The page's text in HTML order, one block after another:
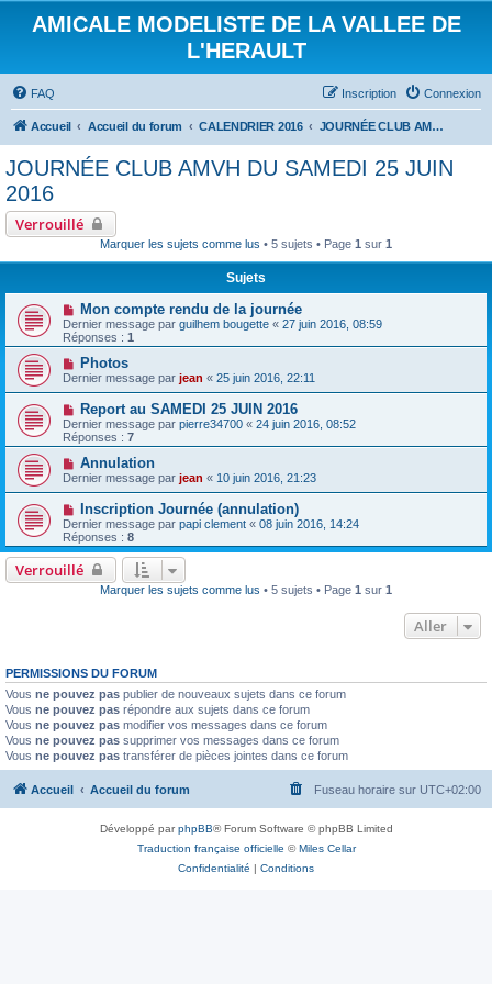
AMICALE MODELISTE DE LA VALLEE DE
L'HERAULT
FAQ Connexion
Inscription
Accueil Accueil du forum CALENDRIER 2016 JOURNÉE CLUB AMVH DU SAMEDI 25 JUIN 2016
JOURNÉE CLUB AMVH DU SAMEDI 25 JUIN
2016
Verrouillé
Marquer les sujets comme lus • 5 sujets • Page 1 sur 1
Sujets
Mon compte rendu de la journée
Dernier message par guilhem bougette « 27 juin 2016, 08:59
Réponses : 1
Photos
Dernier message par jean « 25 juin 2016, 22:11
Report au SAMEDI 25 JUIN 2016
Dernier message par pierre34700 « 24 juin 2016, 08:52
Réponses : 7
Annulation
Dernier message par jean « 10 juin 2016, 21:23
Inscription Journée (annulation)
Dernier message par papi clement « 08 juin 2016, 14:24
Réponses : 8
Verrouillé
Marquer les sujets comme lus • 5 sujets • Page 1 sur 1
Aller
PERMISSIONS DU FORUM
Vous ne pouvez pas publier de nouveaux sujets dans ce forum
Vous ne pouvez pas répondre aux sujets dans ce forum
Vous ne pouvez pas modifier vos messages dans ce forum
Vous ne pouvez pas supprimer vos messages dans ce forum
Vous ne pouvez pas transférer de pièces jointes dans ce forum
Accueil Accueil du forum Fuseau horaire sur UTC+02:00
Développé parphpBB® Forum Software © phpBB Limited
Traduction française officielle ©Miles Cellar
Confidentialité | Conditions